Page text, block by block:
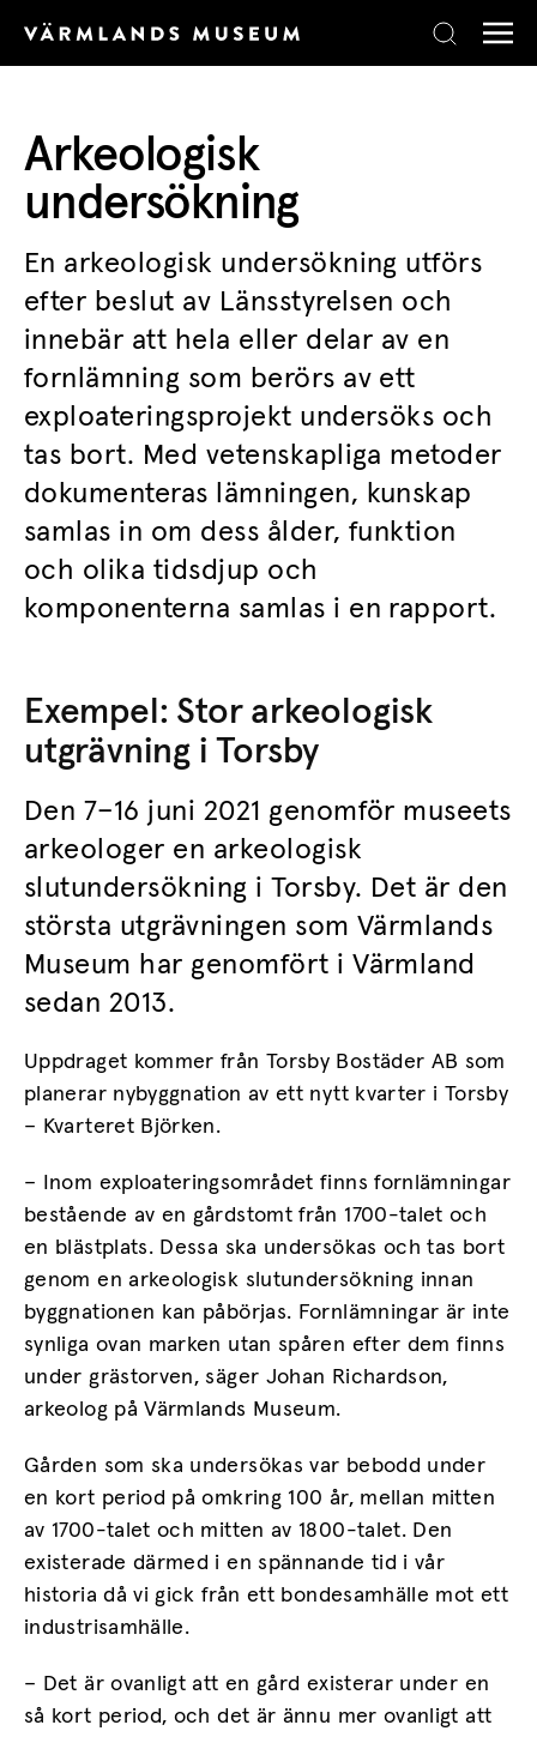
Arkeologisk
undersökning
En arkeologisk undersökning utförs
efter beslut av Länsstyrelsen och
innebär att hela eller delar av en
fornlämning som berörs av ett
exploateringsprojekt undersöks och
tas bort. Med vetenskapliga metoder
dokumenteras lämningen, kunskap
samlas in om dess ålder, funktion
och olika tidsdjup och
komponenterna samlas i en rapport.
Exempel: Stor arkeologisk
utgrävning i Torsby
Den 7–16 juni 2021 genomför museets
arkeologer en arkeologisk
slutundersökning i Torsby. Det är den
största utgrävningen som Värmlands
Museum har genomfört i Värmland
sedan 2013.
Uppdraget kommer från Torsby Bostäder AB som
planerar nybyggnation av ett nytt kvarter i Torsby
– Kvarteret Björken.
– Inom exploateringsområdet finns fornlämningar
bestående av en gårdstomt från 1700-talet och
en blästplats. Dessa ska undersökas och tas bort
genom en arkeologisk slutundersökning innan
byggnationen kan påbörjas. Fornlämningar är inte
synliga ovan marken utan spåren efter dem finns
under grästorven, säger Johan Richardson,
arkeolog på Värmlands Museum.
Gården som ska undersökas var bebodd under
en kort period på omkring 100 år, mellan mitten
av 1700-talet och mitten av 1800-talet. Den
existerade därmed i en spännande tid i vår
historia då vi gick från ett bondesamhälle mot ett
industrisamhälle.
– Det är ovanligt att en gård existerar under en
så kort period, och det är ännu mer ovanligt att